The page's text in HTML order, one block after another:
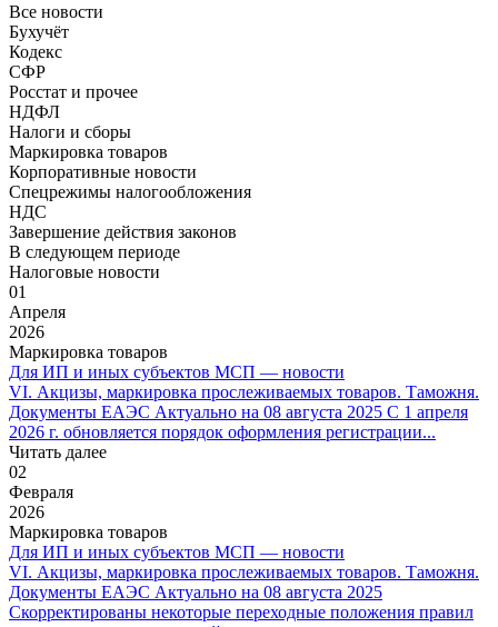
Все новости
Бухучёт
Кодекс
СФР
Росстат и прочее
НДФЛ
Налоги и сборы
Маркировка товаров
Корпоративные новости
Спецрежимы налогообложения
НДС
Завершение действия законов
В следующем периоде
Налоговые новости
01
Апреля
2026
Маркировка товаров
Для ИП и иных субъектов МСП — новости
VI. Акцизы, маркировка прослеживаемых товаров. Таможня.
Документы ЕАЭС Актуально на 08 августа 2025 С 1 апреля
2026 г. обновляется порядок оформления регистрации...
Читать далее
02
Февраля
2026
Маркировка товаров
Для ИП и иных субъектов МСП — новости
VI. Акцизы, маркировка прослеживаемых товаров. Таможня.
Документы ЕАЭС Актуально на 08 августа 2025
Скорректированы некоторые переходные положения правил